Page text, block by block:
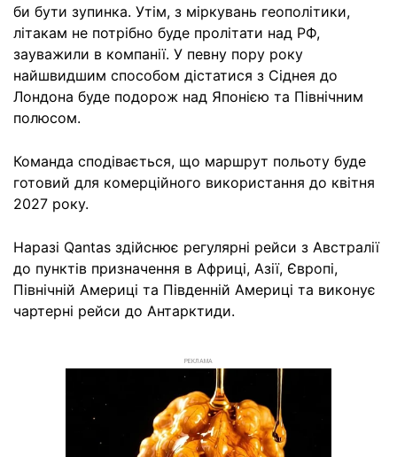
би бути зупинка. Утім, з міркувань геополітики,
літакам не потрібно буде пролітати над РФ,
зауважили в компанії. У певну пору року
найшвидшим способом дістатися з Сіднея до
Лондона буде подорож над Японією та Північним
полюсом.
Команда сподівається, що маршрут польоту буде
готовий для комерційного використання до квітня
2027 року.
Наразі Qantas здійснює регулярні рейси з Австралії
до пунктів призначення в Африці, Азії, Європі,
Північній Америці та Південній Америці та виконує
чартерні рейси до Антарктиди.
РЕКЛАМА